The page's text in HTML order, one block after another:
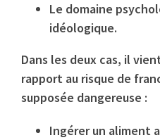
Le domaine
idéologique.
Dans les deux cas, il
rapport au risque de
supposée dangereuse :
Ingérer un aliment